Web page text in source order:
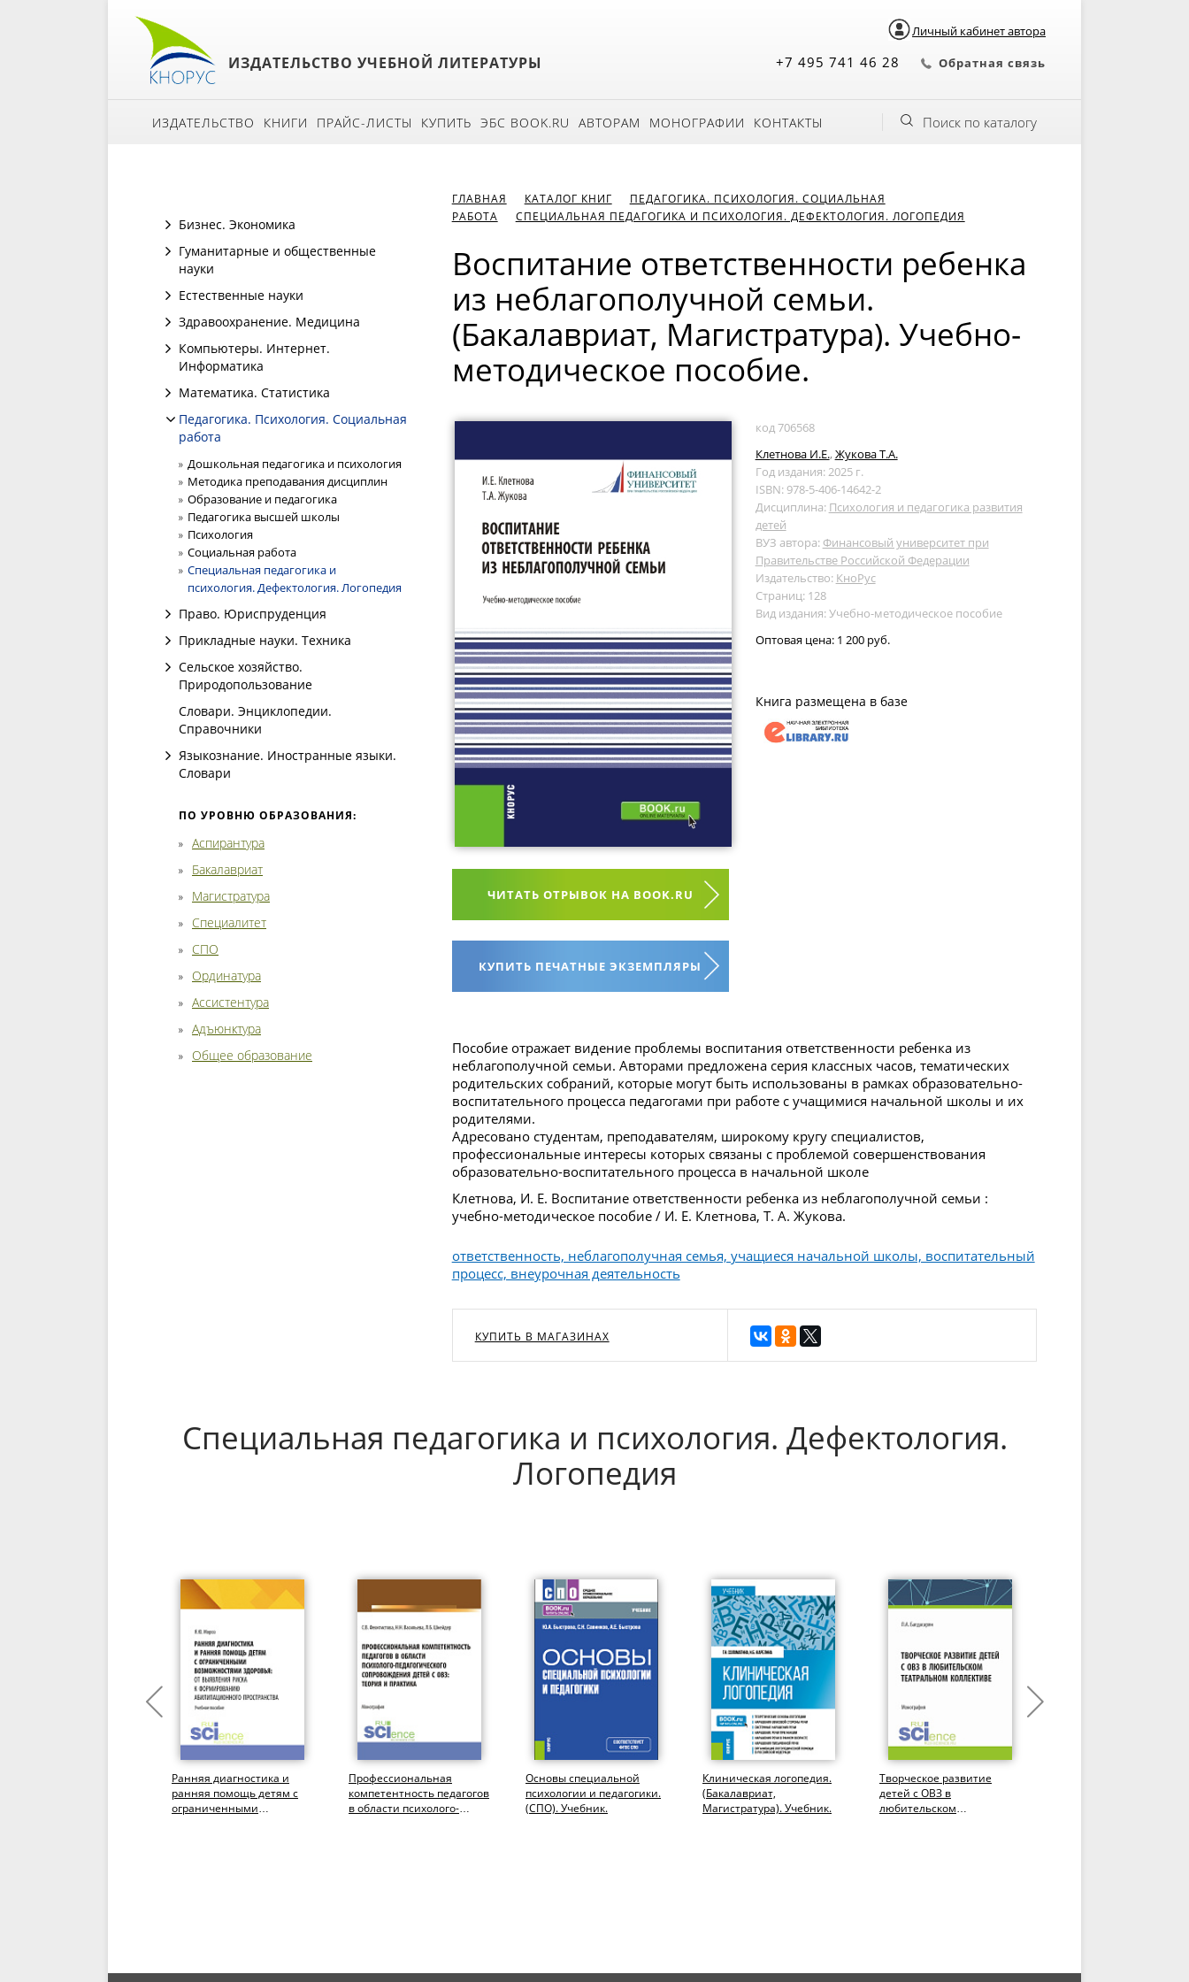
Личный кабинет автора
ИЗДАТЕЛЬСТВО УЧЕБНОЙ ЛИТЕРАТУРЫ +7 495 741 46 28 Обратная связь
ИЗДАТЕЛЬСТВО КНИГИ ПРАЙС-ЛИСТЫ КУПИТЬ ЭБС BOOK.RU АВТОРАМ МОНОГРАФИИ КОНТАКТЫ Поиск по каталогу
Бизнес. Экономика
Гуманитарные и общественные
науки
Естественные науки
Здравоохранение. Медицина
Компьютеры. Интернет.
Информатика
Математика. Статистика
Педагогика. Психология. Социальная
работа
Дошкольная педагогика и психология
Методика преподавания дисциплин
Образование и педагогика
Педагогика высшей школы
Психология
Социальная работа
Специальная педагогика и
психология. Дефектология. Логопедия
Право. Юриспруденция
Прикладные науки. Техника
Сельское хозяйство.
Природопользование
Словари. Энциклопедии.
Справочники
Языкознание. Иностранные языки.
Словари
ПО УРОВНЮ ОБРАЗОВАНИЯ:
Аспирантура
Бакалавриат
Магистратура
Специалитет
СПО
Ординатура
Ассистентура
Адъюнктура
Общее образование
ГЛАВНАЯ КАТАЛОГ КНИГ
ПЕДАГОГИКА. ПСИХОЛОГИЯ. СОЦИАЛЬНАЯ
РАБОТА
СПЕЦИАЛЬНАЯ ПЕДАГОГИКА И ПСИХОЛОГИЯ. ДЕФЕКТОЛОГИЯ. ЛОГОПЕДИЯ
Воспитание ответственности ребенка
из неблагополучной семьи.
(Бакалавриат, Магистратура). Учебно-
методическое пособие.
ЧИТАТЬ ОТРЫВОК НА BOOK.RU
КУПИТЬ ПЕЧАТНЫЕ ЭКЗЕМПЛЯРЫ
код 706568
Клетнова И.Е., Жукова Т.А.
Год издания: 2025 г.
ISBN: 978-5-406-14642-2
Дисциплина: Психология и педагогика развития
детей
ВУЗ автора: Финансовый университет при
Правительстве Российской Федерации
Издательство: КноРус
Страниц: 128
Вид издания: Учебно-методическое пособие
Оптовая цена: 1 200 руб.
Книга размещена в базе
Пособие отражает видение проблемы воспитания ответственности ребенка из
неблагополучной семьи. Авторами предложена серия классных часов, тематических
родительских собраний, которые могут быть использованы в рамках образовательно-
воспитательного процесса педагогами при работе с учащимися начальной школы и их
родителями.
Адресовано студентам, преподавателям, широкому кругу специалистов,
профессиональные интересы которых связаны с проблемой совершенствования
образовательно-воспитательного процесса в начальной школе
Клетнова, И. Е. Воспитание ответственности ребенка из неблагополучной семьи :
учебно-методическое пособие / И. Е. Клетнова, Т. А. Жукова.
ответственность, неблагополучная семья, учащиеся начальной школы, воспитательный
процесс, внеурочная деятельность
КУПИТЬ В МАГАЗИНАХ
Специальная педагогика и психология. Дефектология.
Логопедия
Ранняя диагностика и
ранняя помощь детям с
ограниченными
Профессиональная
компетентность педагогов
в области психолого-
Основы специальной
психологии и педагогики.
(СПО). Учебник.
Клиническая логопедия.
(Бакалавриат,
Магистратура). Учебник.
Творческое развитие
детей с ОВЗ в
любительском